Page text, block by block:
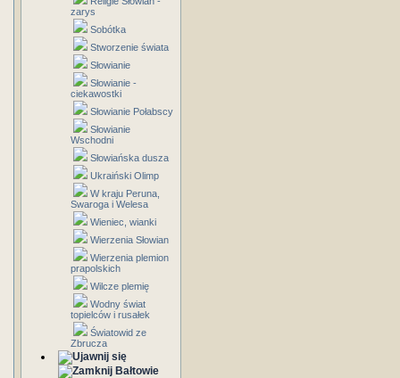
zarys
Sobótka
Stworzenie świata
Słowianie
Słowianie -
ciekawostki
Słowianie Połabscy
Słowianie
Wschodni
Słowiańska dusza
Ukraiński Olimp
W kraju Peruna,
Swaroga i Welesa
Wieniec, wianki
Wierzenia Słowian
Wierzenia plemion
prapolskich
Wilcze plemię
Wodny świat
topielców i rusałek
Światowid ze
Zbrucza
Bałtowie